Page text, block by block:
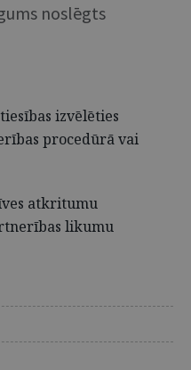
noslēgts
izvēlēties
procedūrā vai
atkritumu
likumu